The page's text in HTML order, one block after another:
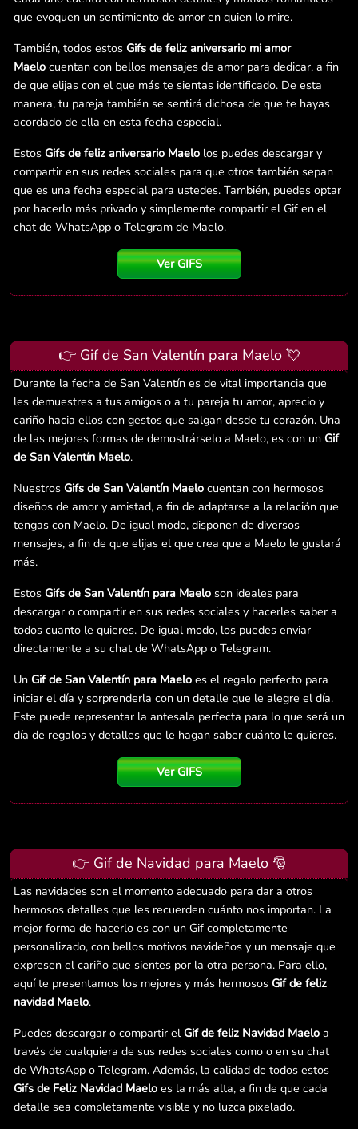
que evoquen un sentimiento de amor en quien lo mire.
También, todos estos Gifs de feliz aniversario mi amor
Maelo cuentan con bellos mensajes de amor para dedicar, a fin
de que elijas con el que más te sientas identificado. De esta
manera, tu pareja también se sentirá dichosa de que te hayas
acordado de ella en esta fecha especial.
Estos Gifs de feliz aniversario Maelo los puedes descargar y
compartir en sus redes sociales para que otros también sepan
que es una fecha especial para ustedes. También, puedes optar
por hacerlo más privado y simplemente compartir el Gif en el
chat de WhatsApp o Telegram de Maelo.
Ver GIFS
👉 Gif de San Valentín para Maelo 💘
Durante la fecha de San Valentín es de vital importancia que
les demuestres a tus amigos o a tu pareja tu amor, aprecio y
cariño hacia ellos con gestos que salgan desde tu corazón. Una
de las mejores formas de demostrárselo a Maelo, es con un Gif
de San Valentín Maelo.
Nuestros Gifs de San Valentín Maelo cuentan con hermosos
diseños de amor y amistad, a fin de adaptarse a la relación que
tengas con Maelo. De igual modo, disponen de diversos
mensajes, a fin de que elijas el que crea que a Maelo le gustará
más.
Estos Gifs de San Valentín para Maelo son ideales para
descargar o compartir en sus redes sociales y hacerles saber a
todos cuanto le quieres. De igual modo, los puedes enviar
directamente a su chat de WhatsApp o Telegram.
Un Gif de San Valentín para Maelo es el regalo perfecto para
iniciar el día y sorprenderla con un detalle que le alegre el día.
Este puede representar la antesala perfecta para lo que será un
día de regalos y detalles que le hagan saber cuánto le quieres.
Ver GIFS
👉 Gif de Navidad para Maelo 🎅
Las navidades son el momento adecuado para dar a otros
hermosos detalles que les recuerden cuánto nos importan. La
mejor forma de hacerlo es con un Gif completamente
personalizado, con bellos motivos navideños y un mensaje que
expresen el cariño que sientes por la otra persona. Para ello,
aquí te presentamos los mejores y más hermosos Gif de feliz
navidad Maelo.
Puedes descargar o compartir elGif de feliz Navidad Maelo a
través de cualquiera de sus redes sociales como o en su chat
de WhatsApp o Telegram. Además, la calidad de todos estos
Gifs de Feliz Navidad Maelo es la más alta, a fin de que cada
detalle sea completamente visible y no luzca pixelado.